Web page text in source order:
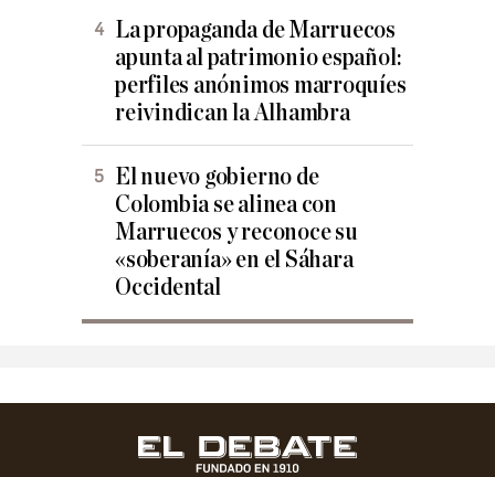
La propaganda de Marruecos
apunta al patrimonio español:
perfiles anónimos marroquíes
reivindican la Alhambra
El nuevo gobierno de
Colombia se alinea con
Marruecos y reconoce su
«soberanía» en el Sáhara
Occidental